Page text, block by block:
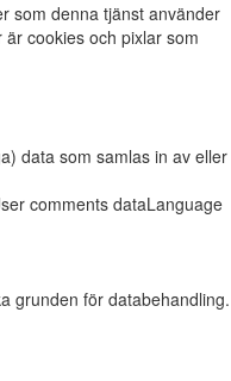
som denna tjänst använder
cookies och pixlar som
data som samlas in av eller
comments dataLanguage
grunden för databehandling.